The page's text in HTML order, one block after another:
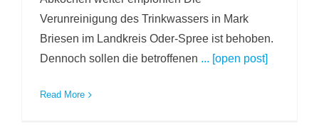
Verunreinigung des Trinkwassers in Mark
Briesen im Landkreis Oder-Spree ist behoben.
Dennoch sollen die betroffenen ... [open post]
Read More